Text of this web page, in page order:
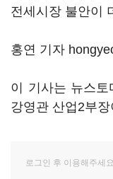
전세시장 불안이
홍연 기자
이 기사는 뉴스
강영관 산업2부